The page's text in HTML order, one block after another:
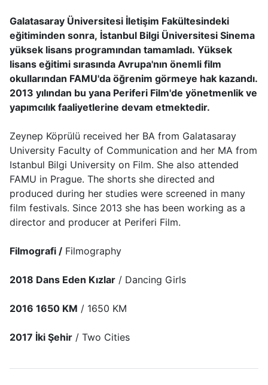
Galatasaray Üniversitesi İletişim Fakültesindeki
eğitiminden sonra, İstanbul Bilgi Üniversitesi Sinema
yüksek lisans programından tamamladı. Yüksek
lisans eğitimi sırasında Avrupa'nın önemli film
okullarından FAMU'da öğrenim görmeye hak kazandı.
2013 yılından bu yana Periferi Film'de yönetmenlik ve
yapımcılık faaliyetlerine devam etmektedir.
Zeynep Köprülü received her BA from Galatasaray
University Faculty of Communication and her MA from
Istanbul Bilgi University on Film. She also attended
FAMU in Prague. The shorts she directed and
produced during her studies were screened in many
film festivals. Since 2013 she has been working as a
director and producer at Periferi Film.
Filmografi / Filmography
2018 Dans Eden Kızlar / Dancing Girls
2016 1650 KM / 1650 KM
2017 İki Şehir / Two Cities